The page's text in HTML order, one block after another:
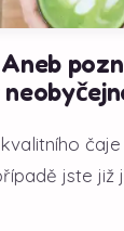
jste již